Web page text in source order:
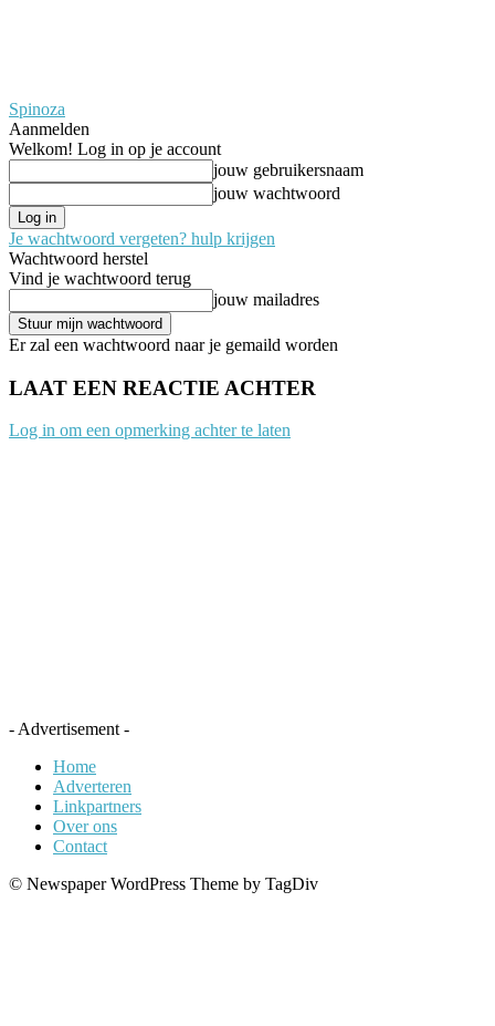
Spinoza
Aanmelden
Welkom! Log in op je account
jouw gebruikersnaam
jouw wachtwoord
Je wachtwoord vergeten? hulp krijgen
Wachtwoord herstel
Vind je wachtwoord terug
jouw mailadres
Er zal een wachtwoord naar je gemaild worden
LAAT EEN REACTIE ACHTER
Log in om een opmerking achter te laten
- Advertisement -
Home
Adverteren
Linkpartners
Over ons
Contact
© Newspaper WordPress Theme by TagDiv